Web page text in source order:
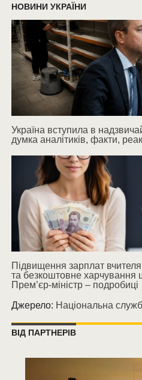
НОВИНИ УКРАЇНИ
Україна вступила в
думка аналітиків, факти,
Підвищення зарплат
та безкоштовне харчування
Прем’єр-міністр – подробиці
Джерело: Національна
ВІД ПАРТНЕРІВ